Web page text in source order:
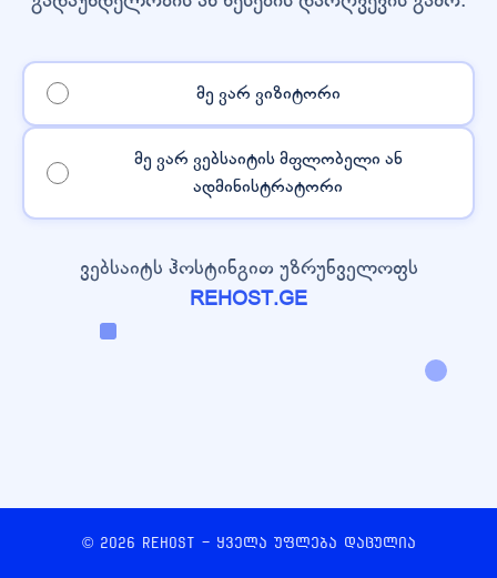
მე ვარ ვიზიტორი
მე ვარ ვებსაიტის მფლობელი ან
ადმინისტრატორი
ვებსაიტს ჰოსტინგით უზრუნველოფს
REHOST.GE
© 2026 REHOST - ყველა უფლება დაცულია